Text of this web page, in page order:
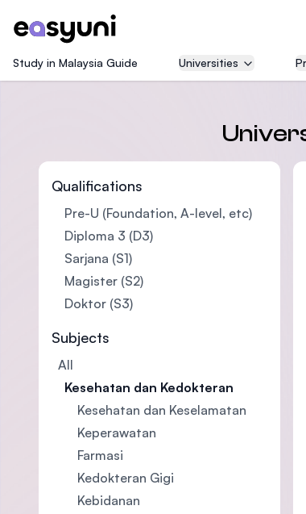
Study in Malaysia Guide Universities
Qualifications
Pre-U (Foundation, A-level, etc)
Diploma 3 (D3)
Sarjana (S1)
Magister (S2)
Doktor (S3)
Subjects
All
Kesehatan dan Kedokteran
Kesehatan dan Keselamatan
Keperawatan
Farmasi
Kedokteran Gigi
Kebidanan